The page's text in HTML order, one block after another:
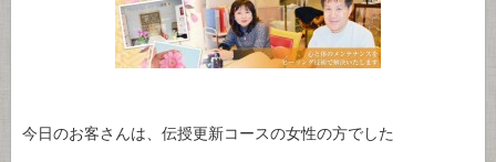
今日のお客さんは、伝授更新コースの女性の方でした